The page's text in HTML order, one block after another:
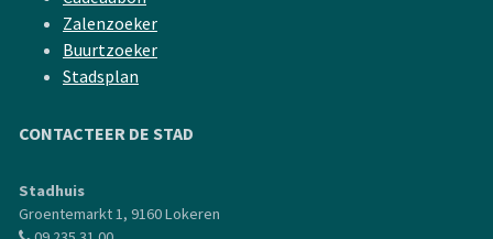
Zalenzoeker
Buurtzoeker
Stadsplan
CONTACTEER DE STAD
Stadhuis
Groentemarkt 1, 9160 Lokeren